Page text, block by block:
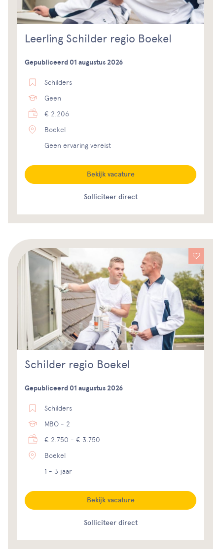
Leerling Schilder regio Boekel
Gepubliceerd 01 augustus 2026
Schilders
Geen
€ 2.206
Boekel
Geen ervaring vereist
Solliciteer direct
Bekijk vacature
Schilder regio Boekel
Gepubliceerd 01 augustus 2026
Schilders
MBO - 2
€ 2.750 - € 3.750
Boekel
1 - 3 jaar
Solliciteer direct
Bekijk vacature